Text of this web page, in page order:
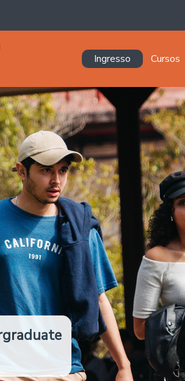
Navegación principal
Ingresso Cursos